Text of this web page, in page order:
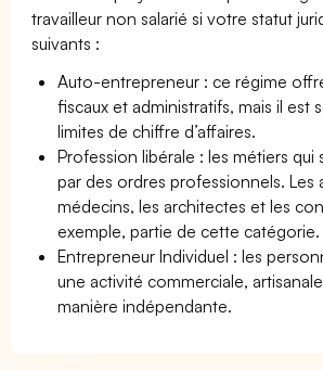
travailleur non salarié si votre statut
suivants :
Auto-entrepreneur : ce régime
fiscaux et administratifs, mais il est
limites de chiffre d’affaires.
Profession libérale : les métiers
par des ordres professionnels. Les
médecins, les architectes et les
exemple, partie de cette catégorie.
Entrepreneur Individuel : les
une activité commerciale,
manière indépendante.